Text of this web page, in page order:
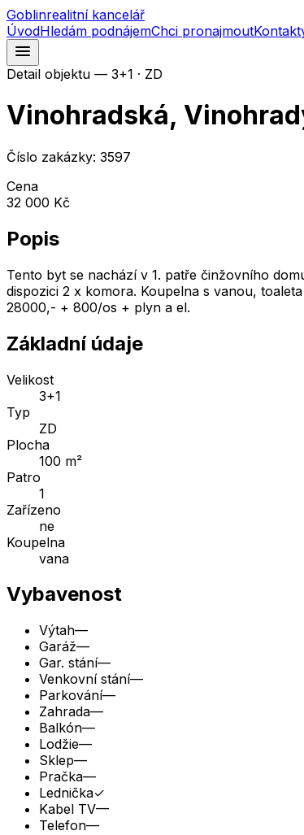
Goblinrealitní kancelář
ÚvodHledám podnájemChci pronajmout
Detail objektu — 3+1 · ZD
Vinohradská,
Číslo zakázky: 3597
Cena
32 000 Kč
Popis
Tento byt se nachází v 1. patře činžovního
dispozici 2 x komora. Koupelna s vanou,
28000,- + 800/os + plyn a el.
Základní údaje
Velikost
3+1
Typ
ZD
Plocha
100 m²
Patro
1
Zařízeno
ne
Koupelna
vana
Vybavenost
Výtah—
Garáž—
Gar. stání—
Venkovní stání—
Parkování—
Zahrada—
Balkón—
Lodžie—
Sklep—
Pračka—
Lednička✓
Kabel TV—
Telefon—